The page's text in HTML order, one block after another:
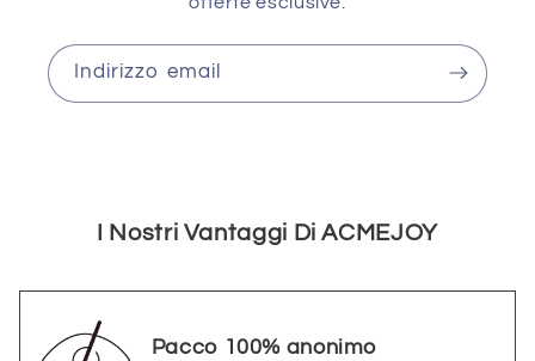
Indirizzo email
I Nostri Vantaggi Di ACMEJOY
Pacco 100% anonimo